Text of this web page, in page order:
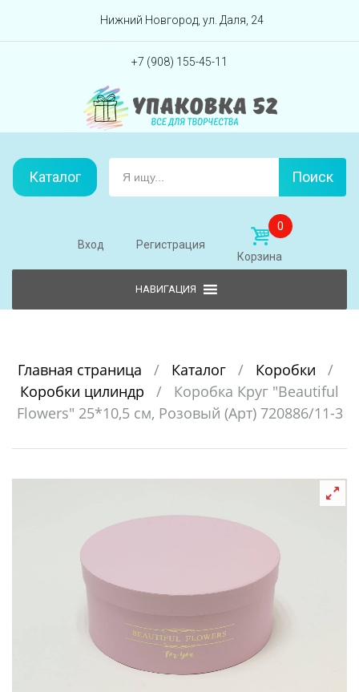
Перейти вниз
Нижний Новгород, ул. Даля, 24
+7 (908) 155-45-11
Каталог Поиск
Вход Регистрация
0
Корзина
Главная страница / Каталог / Коробки
/
Коробки цилиндр
/
Коробка Круг "Beautiful
Flowers" 25*10,5 см, Розовый (Арт) 720886/11-3